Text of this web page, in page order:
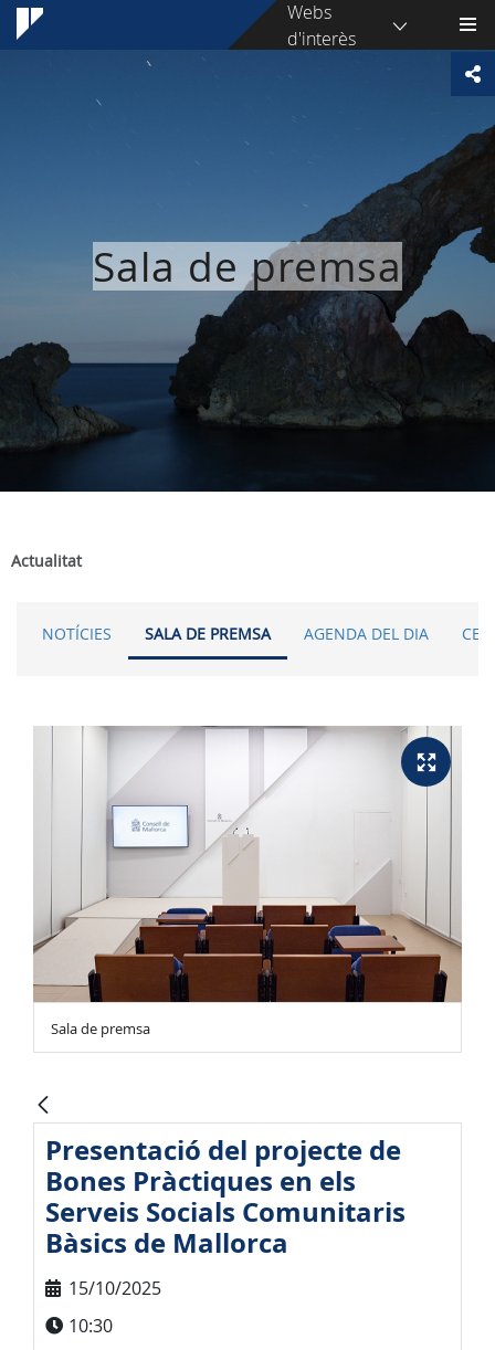
Webs
d'interès
Sala de premsa
Actualitat
NOTÍCIES SALA DE PREMSA AGENDA DEL DIA
Sala de premsa
Presentació del projecte de
Bones Pràctiques en els
Serveis Socials Comunitaris
Bàsics de Mallorca
15/10/2025
10:30